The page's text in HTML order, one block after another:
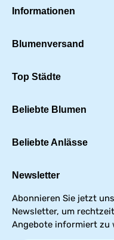
Informationen
Blumenversand
Top Städte
Beliebte Blumen
Beliebte Anlässe
Newsletter
Abonnieren Sie jetzt
Newsletter, um
Angebote informiert zu